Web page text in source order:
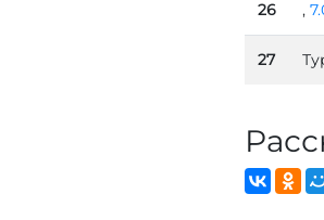
26 ,
27